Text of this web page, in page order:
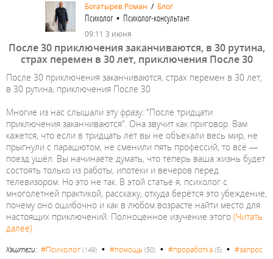
Богатырев Роман / Блог
Психолог • Психолог-консультант
09:11 3 июня
После 30 приключения заканчиваются, в 30 рутина,
страх перемен в 30 лет, приключения После 30
После 30 приключения заканчиваются, страх перемен в 30 лет,
в 30 рутина, приключения После 30
Многие из нас слышали эту фразу: "После тридцати
приключения заканчиваются". Она звучит как приговор. Вам
кажется, что если в тридцать лет вы не объехали весь мир, не
прыгнули с парашютом, не сменили пять профессий, то всё —
поезд ушёл. Вы начинаете думать, что теперь ваша жизнь будет
состоять только из работы, ипотеки и вечеров перед
телевизором. Но это не так. В этой статье я, психолог с
многолетней практикой, расскажу, откуда берётся это убеждение,
почему оно ошибочно и как в любом возрасте найти место для
настоящих приключений. Полноценное изучение этого (Читать
далее)
Хэштеги: #Психолог(149) • #помощь (50) • #проработка (5) • #запрос